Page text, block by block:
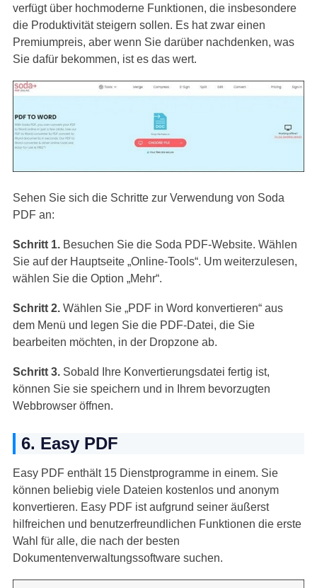
verfügt über hochmoderne Funktionen, die insbesondere
die Produktivität steigern sollen. Es hat zwar einen
Premiumpreis, aber wenn Sie darüber nachdenken, was
Sie dafür bekommen, ist es das wert.
Sehen Sie sich die Schritte zur Verwendung von Soda
PDF an:
Schritt 1.Besuchen Sie die Soda PDF-Website. Wählen
Sie auf der Hauptseite „Online-Tools“. Um weiterzulesen,
wählen Sie die Option „Mehr“.
Schritt 2.Wählen Sie „PDF in Word konvertieren“ aus
dem Menü und legen Sie die PDF-Datei, die Sie
bearbeiten möchten, in der Dropzone ab.
Schritt 3.Sobald Ihre Konvertierungsdatei fertig ist,
können Sie sie speichern und in Ihrem bevorzugten
Webbrowser öffnen.
6. Easy PDF
Easy PDF enthält 15 Dienstprogramme in einem. Sie
können beliebig viele Dateien kostenlos und anonym
konvertieren. Easy PDF ist aufgrund seiner äußerst
hilfreichen und benutzerfreundlichen Funktionen die erste
Wahl für alle, die nach der besten
Dokumentenverwaltungssoftware suchen.